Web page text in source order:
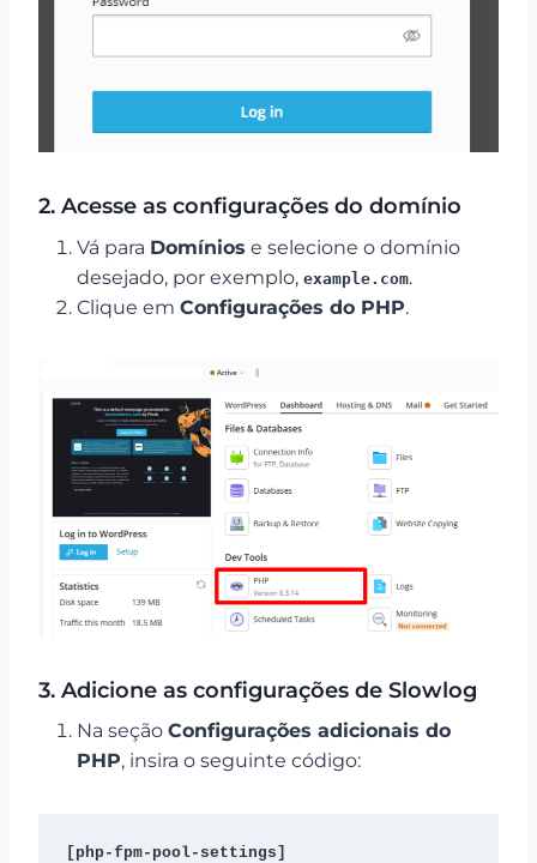
2. Acesse as configurações do domínio
Vá para Domínios e selecione o domínio
desejado, por exemplo, example.com.
Clique em Configurações do PHP.
3. Adicione as configurações de Slowlog
Na seção Configurações adicionais do
PHP, insira o seguinte código:
[php-fpm-pool-settings]